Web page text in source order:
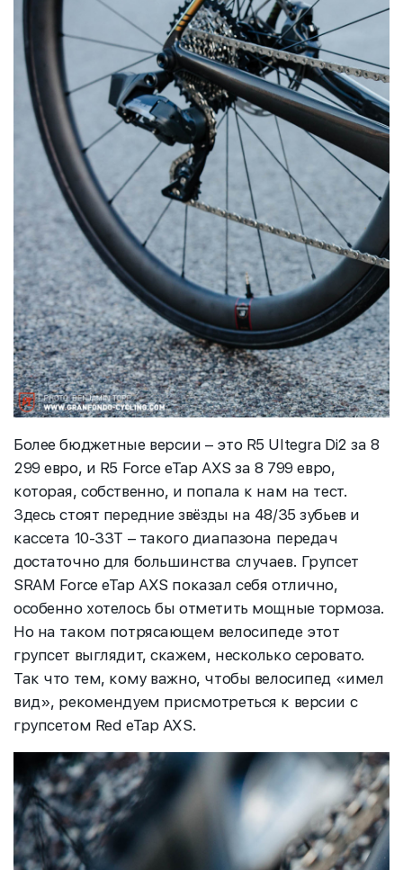
Более бюджетные версии – это R5 Ultegra Di2 за 8
299 евро, и R5 Force eTap AXS за 8 799 евро,
которая, собственно, и попала к нам на тест.
Здесь стоят передние звёзды на 48/35 зубьев и
кассета 10-33Т – такого диапазона передач
достаточно для большинства случаев. Групсет
SRAM Force eTap AXS показал себя отлично,
особенно хотелось бы отметить мощные тормоза.
Но на таком потрясающем велосипеде этот
групсет выглядит, скажем, несколько серовато.
Так что тем, кому важно, чтобы велосипед «имел
вид», рекомендуем присмотреться к версии с
групсетом Red eTap AXS.